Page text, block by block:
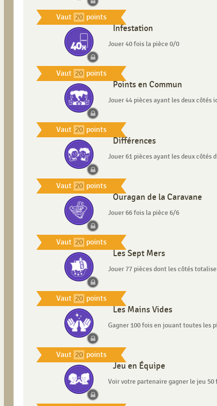
Vaut 20 points
Vaut 20 points
Infestation
Jouer 40 fois la pièce 0/0
Vaut 20 points
Points en Commun
Jouer 44 pièces ayant les deux côtés
Vaut 20 points
Différences
Jouer 61 pièces ayant les deux côtés
Vaut 20 points
Ouragan de la Caravane
Jouer 66 fois la pièce 6/6
Vaut 20 points
Les Sept Mers
Jouer 77 pièces dont les côtés
Vaut 20 points
Les Mains Vides
Gagner 100 fois en jouant toutes les
Jeu en Équipe
Voir votre partenaire gagner le jeu 50